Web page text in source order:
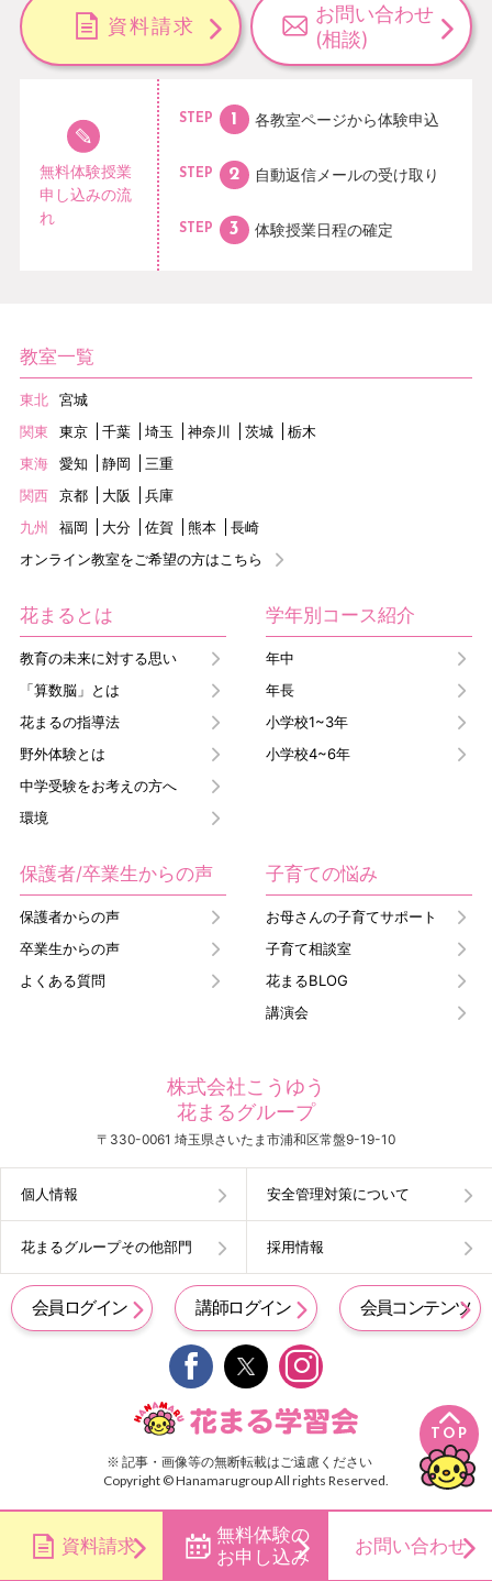
資料請求
お問い合わせ
(相談)
無料体験授業
申し込みの流
れ
STEP 各教室ページから体験申込
STEP 自動返信メールの受け取り
STEP 体験授業日程の確定
TOP
教室一覧
東北
宮城
関東
東京 千葉 埼玉 神奈川 茨城
栃木
東海
愛知 静岡
三重
関西
京都 大阪
兵庫
九州
福岡 大分 佐賀 熊本
長崎
オンライン教室をご希望の方はこちら
花まるとは
教育の未来に対する思い
「算数脳」とは
花まるの指導法
野外体験とは
中学受験をお考えの方へ
環境
学年別コース紹介
年中
年長
小学校1~3年
小学校4~6年
保護者/卒業生からの声
保護者からの声
卒業生からの声
よくある質問
子育ての悩み
お母さんの子育てサポート
子育て相談室
花まるBLOG
講演会
株式会社こうゆう
花まるグループ
〒330-0061 埼玉県さいたま市浦和区常盤9-19-10
個人情報 安全管理対策について
花まるグループその他部門 採用情報
会員ログイン 講師ログイン 会員コンテンツ
 
※ 記事・画像等の無断転載はご遠慮ください
Copyright © Hanamarugroup All rights Reserved.
資料請求
無料体験の
お申し込み
お問い合わせ